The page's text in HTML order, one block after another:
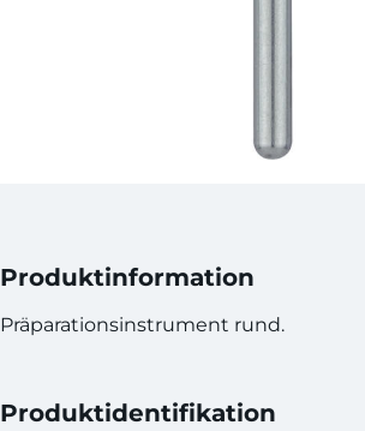
Produktinformation
Präparationsinstrument rund.
Produktidentifikation